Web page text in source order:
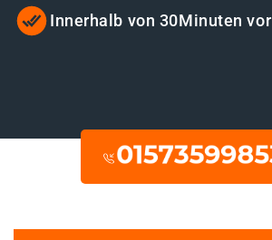
Innerhalb von 30Minuten